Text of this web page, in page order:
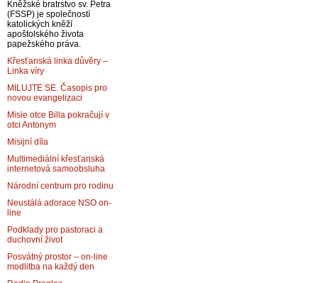
Kněžské bratrstvo sv. Petra
(FSSP) je společností
katolických kněží
apoštolského života
papežského práva.
Křesťanská linka důvěry –
Linka víry
MILUJTE SE. Časopis pro
novou evangelizaci
Misie otce Billa pokračují v
otci Antonym
Misijní díla
Multimediální křesťanská
internetová samoobsluha
Národní centrum pro rodinu
Neustálá adorace NSO on-
line
Podklady pro pastoraci a
duchovní život
Posvátný prostor – on-line
modlitba na každý den